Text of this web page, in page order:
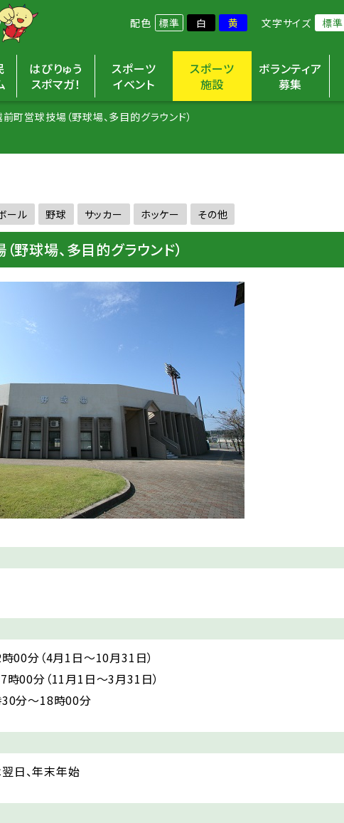
配色 標準 白 黄 文字サイズ 標準
はぴりゅう
スポマガ！
スポーツ
イベント
スポーツ
施設
ボランティア
募集
町営球技場（野球場、多目的グラウンド）
ール 野球 サッカー ホッケー その他
野球場、多目的グラウンド）
00分（4月1日～10月31日）
（11月1日～3月31日）
30分～18時00分
日、年末年始